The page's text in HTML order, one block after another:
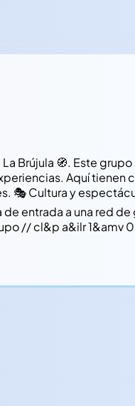
Brújula 🧭. Este
Aquí
🎭 Cultura y
entrada a una red
// cl&p a&ilr 1&amv